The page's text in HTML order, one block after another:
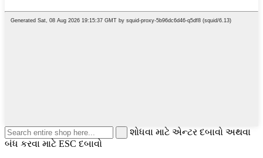
શોધવા માટે એન્ટર દબાવો અથવા
બંધ કરવા માટે ESC દબાવો